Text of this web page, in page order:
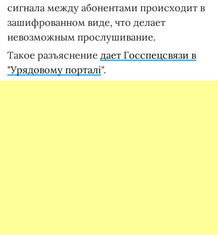
сигнала между абонентами происходит в
зашифрованном виде, что делает
невозможным прослушивание.
Такое разъяснение дает Госспецсвязи в
"Урядовому порталі".